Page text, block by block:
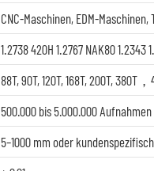
CNC-Maschinen, EDM-
1.2738 420H 1.2767 NAK80 1.2343
88T, 90T, 120T, 168T, 200T, 380T
500.000 bis 5.000.000
5–1000 mm oder kundenspezifisch